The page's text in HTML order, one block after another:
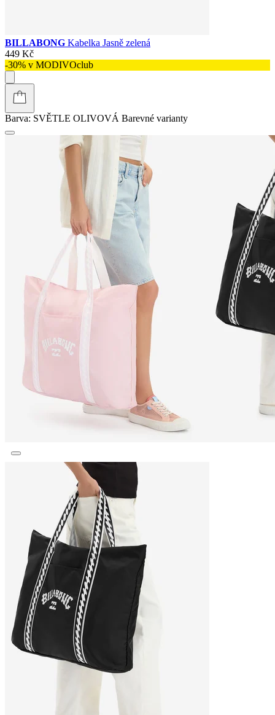
BILLABONG Kabelka Jasně zelená
449 Kč
-30% v MODIVOclub
Barva: SVĚTLE OLIVOVÁ Barevné varianty